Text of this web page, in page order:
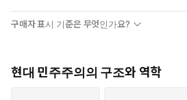
구매자 표시 기준은 무엇인가요?
현대 민주주의의 구조와 역학